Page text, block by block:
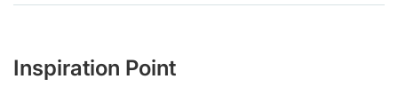
Inspiration Point